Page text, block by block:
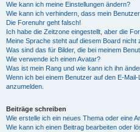
Wie kann ich meine Einstellungen ändern?
Wie kann ich verhindern, dass mein
Die Forenuhr geht falsch!
Ich habe die Zeitzone eingestellt, aber die
Meine Sprache steht auf diesem Board nicht
Was sind das für Bilder, die bei meinem
Wie verwende ich einen Avatar?
Was ist mein Rang und wie kann ich ihn
Wenn ich bei einem Benutzer auf den E-
anzumelden.
Beiträge schreiben
Wie erstelle ich ein neues Thema oder eine
Wie kann ich einen Beitrag bearbeiten oder